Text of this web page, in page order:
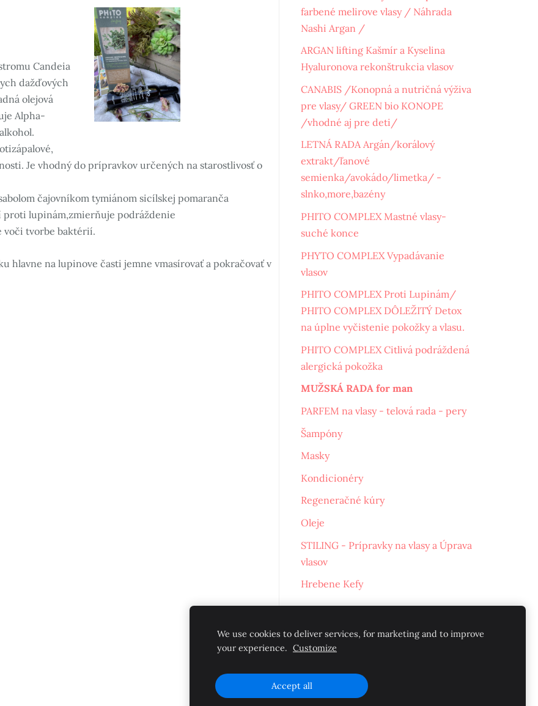
farbené melirove vlasy / Náhrada
Nashi Argan /
ARGAN lifting Kašmír a Kyselina
Hyaluronova rekonštrukcia vlasov
CANABIS /Konopná a nutričná výživa
pre vlasy/ GREEN bio KONOPE
/vhodné aj pre deti/
LETNÁ RADA Argán/korálový
extrakt/ľanové
semienka/avokádo/limetka/ -
slnko,more,bazény
PHITO COMPLEX Mastné vlasy-
suché konce
PHYTO COMPLEX Vypadávanie
vlasov
PHITO COMPLEX Proti Lupinám/
PHITO COMPLEX DÔLEŽITÝ Detox
na úplne vyčistenie pokožky a vlasu.
PHITO COMPLEX Citlivá podráždená
alergická pokožka
MUŽSKÁ RADA for man
PARFEM na vlasy - telová rada - pery
Šampóny
Masky
Kondicionéry
Regeneračné kúry
Oleje
STILING - Prípravky na vlasy a Úprava
vlasov
Hrebene Kefy
Candeia
dažďových
olejová
Alpha-
Je vhodný do prípravkov určených na starostlivosť o
čajovníkom tymiánom sicílskej pomaranča
proti lupinám,zmierňuje podráždenie
voči tvorbe baktérií.
hlavne na lupinove časti jemne vmasírovať a pokračovať v
We use cookies to deliver services, for marketing and to improve
your experience. Customize
Accept all